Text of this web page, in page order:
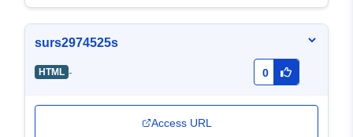
surs2974525s
HTML - 0
Access URL